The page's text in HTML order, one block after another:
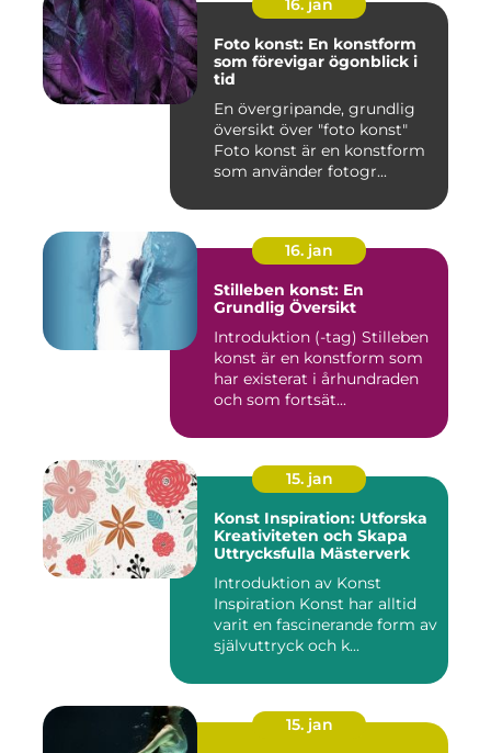
16. jan
Foto konst: En konstform
som förevigar ögonblick i
tid
En övergripande, grundlig
översikt över "foto konst"
Foto konst är en konstform
som använder fotogr...
16. jan
Stilleben konst: En
Grundlig Översikt
Introduktion (-tag) Stilleben
konst är en konstform som
har existerat i århundraden
och som fortsät...
15. jan
Konst Inspiration: Utforska
Kreativiteten och Skapa
Uttrycksfulla Mästerverk
Introduktion av Konst
Inspiration Konst har alltid
varit en fascinerande form av
självuttryck och k...
15. jan